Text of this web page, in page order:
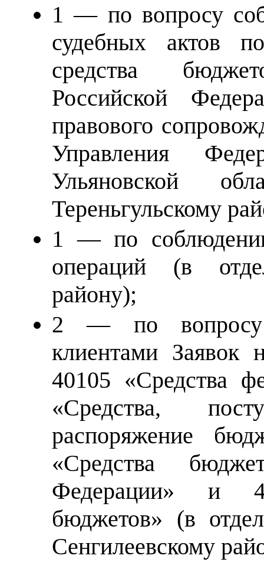
1 — по вопросу
судебных актов
средства
Российской
правового
Управления
Ульяновской
Тереньгульскому
1 — по
операций (в
району);
2 — по вопросу
клиентами Заявок
40105 «Средства
«Средства,
распоряжение
«Средства
Федерации» и
бюджетов» (в
Сенгилеевскому